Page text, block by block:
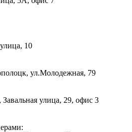
10
ул.Молодежная, 79
Завальная улица, 29, офис 3